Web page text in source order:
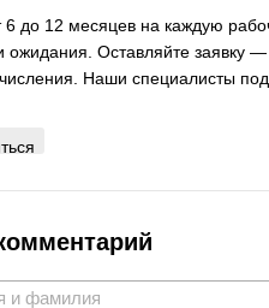
6 до 12 месяцев на каждую
ожидания. Оставляйте заявку
Наши специалисты